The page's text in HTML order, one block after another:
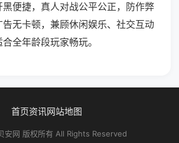
便捷，真人对战公平公正，防作弊
无卡顿，兼顾休闲娱乐、社交互动
全年龄段玩家畅玩。
首页资讯网站地图
网 版权所有 All Rights Reserved